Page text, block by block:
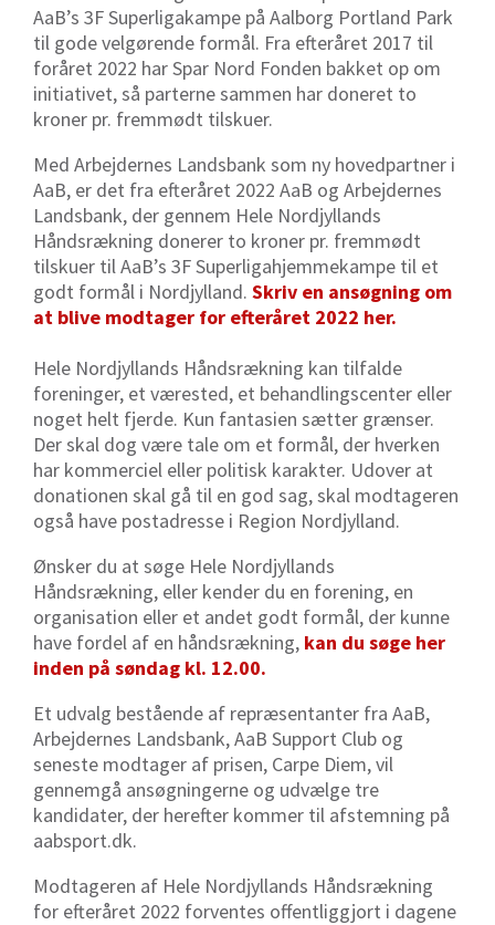
AaB’s 3F Superligakampe på Aalborg Portland Park
til gode velgørende formål. Fra efteråret 2017 til
foråret 2022 har Spar Nord Fonden bakket op om
initiativet, så parterne sammen har doneret to
kroner pr. fremmødt tilskuer.
Med Arbejdernes Landsbank som ny hovedpartner i
AaB, er det fra efteråret 2022 AaB og Arbejdernes
Landsbank, der gennem Hele Nordjyllands
Håndsrækning donerer to kroner pr. fremmødt
tilskuer til AaB’s 3F Superligahjemmekampe til et
godt formål i Nordjylland. Skriv en ansøgning om
at blive modtager for efteråret 2022 her.
Hele Nordjyllands Håndsrækning kan tilfalde
foreninger, et værested, et behandlingscenter eller
noget helt fjerde. Kun fantasien sætter grænser.
Der skal dog være tale om et formål, der hverken
har kommerciel eller politisk karakter. Udover at
donationen skal gå til en god sag, skal modtageren
også have postadresse i Region Nordjylland.
Ønsker du at søge Hele Nordjyllands
Håndsrækning, eller kender du en forening, en
organisation eller et andet godt formål, der kunne
have fordel af en håndsrækning, kan du søge her
inden på søndag kl. 12.00.
Et udvalg bestående af repræsentanter fra AaB,
Arbejdernes Landsbank, AaB Support Club og
seneste modtager af prisen, Carpe Diem, vil
gennemgå ansøgningerne og udvælge tre
kandidater, der herefter kommer til afstemning på
aabsport.dk.
Modtageren af Hele Nordjyllands Håndsrækning
for efteråret 2022 forventes offentliggjort i dagene